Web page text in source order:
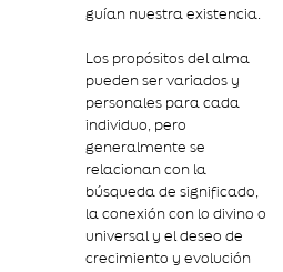
guían nuestra existencia.
Los propósitos del alma
pueden ser variados y
personales para cada
individuo, pero
generalmente se
relacionan con la
búsqueda de significado,
la conexión con lo divino o
universal y el deseo de
crecimiento y evolución